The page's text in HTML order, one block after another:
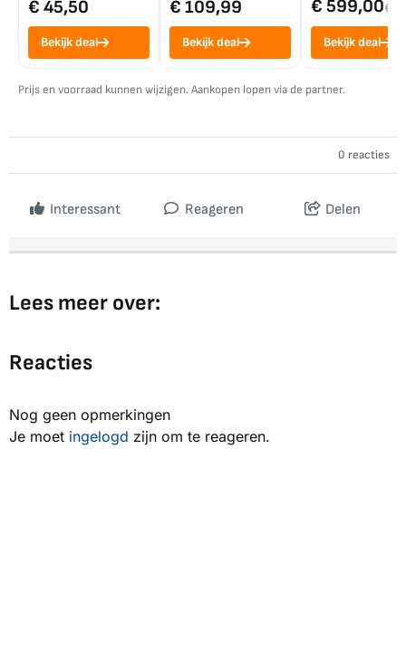
€ 45,50
Bekijk deal
€ 109,99
Bekijk deal
€ 599,00€
Bekijk deal
Prijs en voorraad kunnen wijzigen. Aankopen lopen via de partner.
0 reacties
Interessant Reageren Delen
Lees meer over:
Reacties
Nog geen opmerkingen
Je moet ingelogd zijn om te reageren.